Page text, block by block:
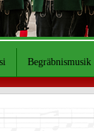
Begräbnismusik